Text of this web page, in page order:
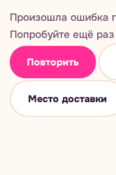
Произошла ошибка
Попробуйте ещё
Повторить
Место доставки